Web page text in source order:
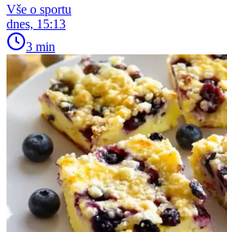
Vše o sportu
dnes, 15:13
3 min